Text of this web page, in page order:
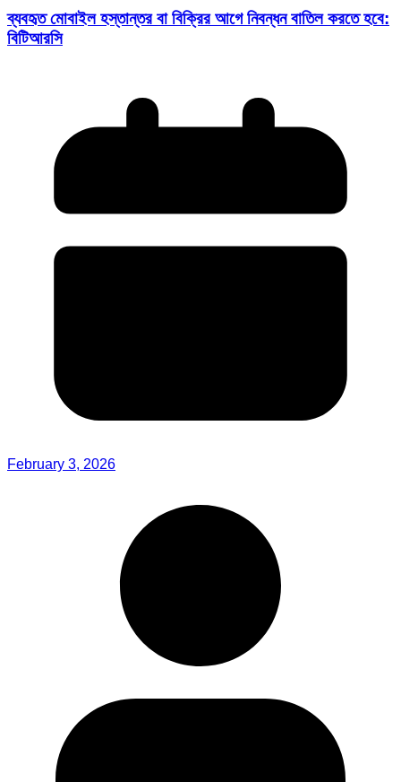
ব্যবহৃত মোবাইল হস্তান্তর বা বিক্রির আগে নিবন্ধন বাতিল করতে হবে:
বিটিআরসি
February 3, 2026